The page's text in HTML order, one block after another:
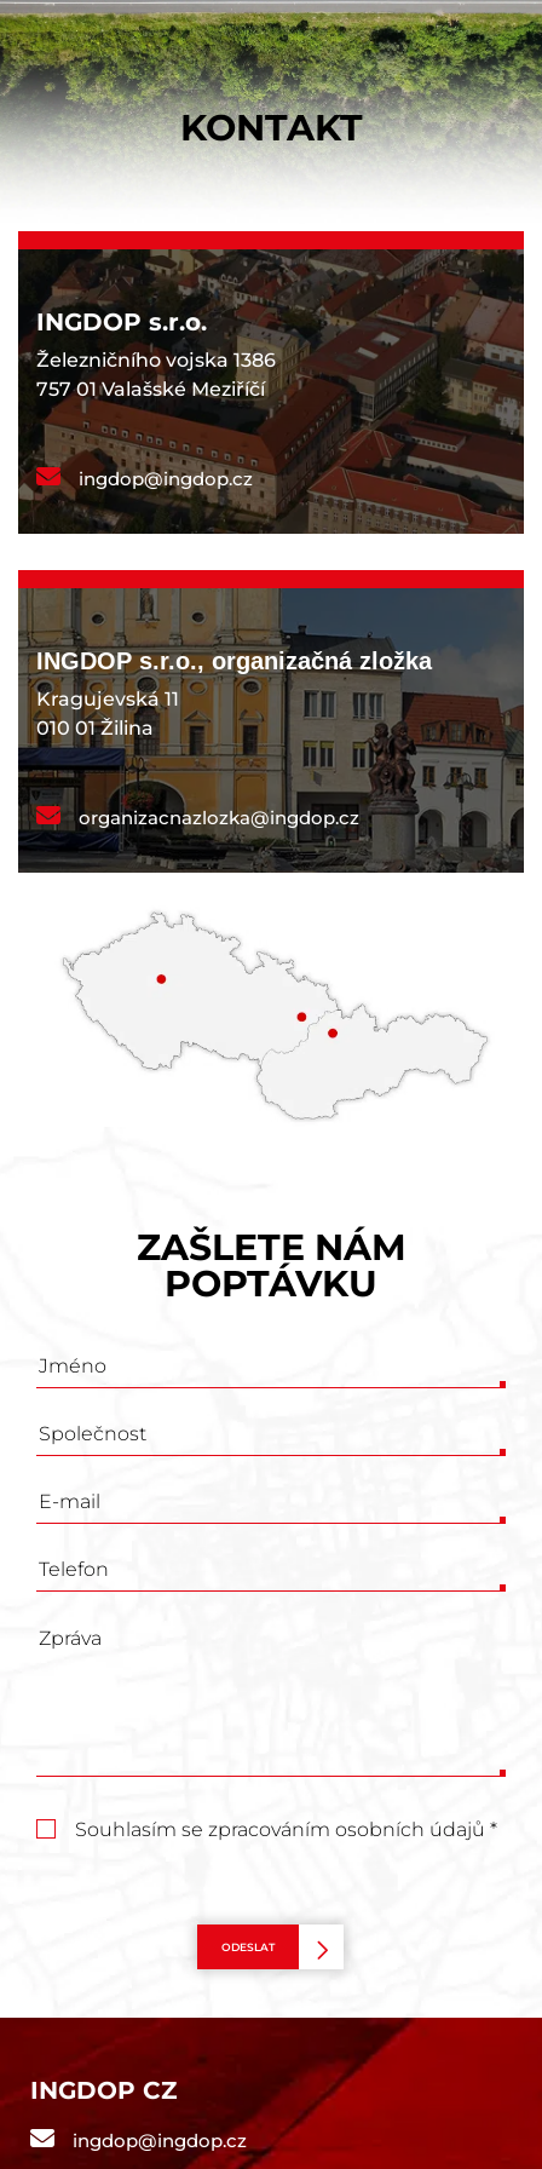
KONTAKT
INGDOP s.r.o.
Železničního vojska 1386
757 01 Valašské Meziříčí
ingdop@ingdop.cz
INGDOP s.r.o., organizačná zložka
Kragujevská 11
010 01 Žilina
organizacnazlozka@ingdop.cz
ZAŠLETE NÁM
POPTÁVKU
Poptávkový
Souhlasím se zpracováním osobních údajů *
ODESLAT
INGDOP CZ
ingdop@ingdop.cz